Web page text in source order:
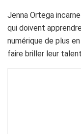
Jenna Ortega
qui doivent
numérique de plus
faire briller leur